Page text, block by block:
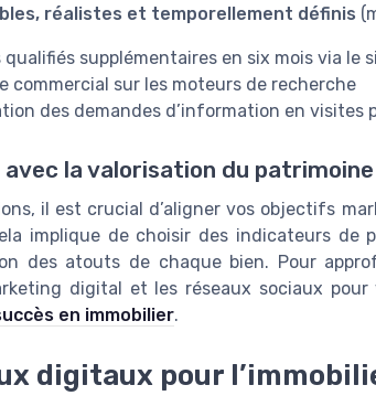
réalistes et temporellement définis
qualifiés supplémentaires en six mois via le
commercial sur les moteurs de recherche
des demandes d’information en visites
la valorisation du patrimoine
il est crucial d’aligner vos objectifs
implique de choisir des indicateurs de
des atouts de chaque bien. Pour
digital et les réseaux sociaux pour
en immobilier.
digitaux pour